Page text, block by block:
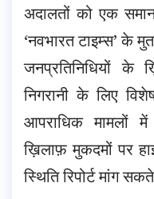
अदालतों को एक समान
‘नवभारत टाइम्स’ के
जनप्रतिनिधियों के
निगरानी के लिए
आपराधिक मामलों
ख़िलाफ़ मुकदमों पर
स्थिति रिपोर्ट मांग